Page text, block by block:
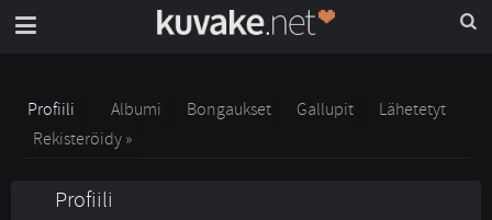
Profiili Albumi Bongaukset Gallupit
Lähetetyt
Rekisteröidy »
Profiili